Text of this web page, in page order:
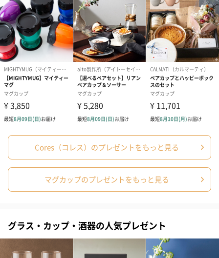
商品詳細情報
セット内容
マグカップ×1個
スマイリングティー×1袋
原材料
【スマイリングティー】
茶葉（*Ｆ.Ｂ.Ｏ.Ｐ）
*Ｆ.Ｂ.Ｏ.Ｐ（Flowery.Broken.Orange.Pekoe.）茶葉
本体サイズ
長さ135mm×幅100mm
250g／320ml
全体重量
【マグカップ】
Cores（コレス）のプレゼントをもっと見る
マグカップのプレゼントをもっと見る
グラス・カップ・酒器の人気プレゼント